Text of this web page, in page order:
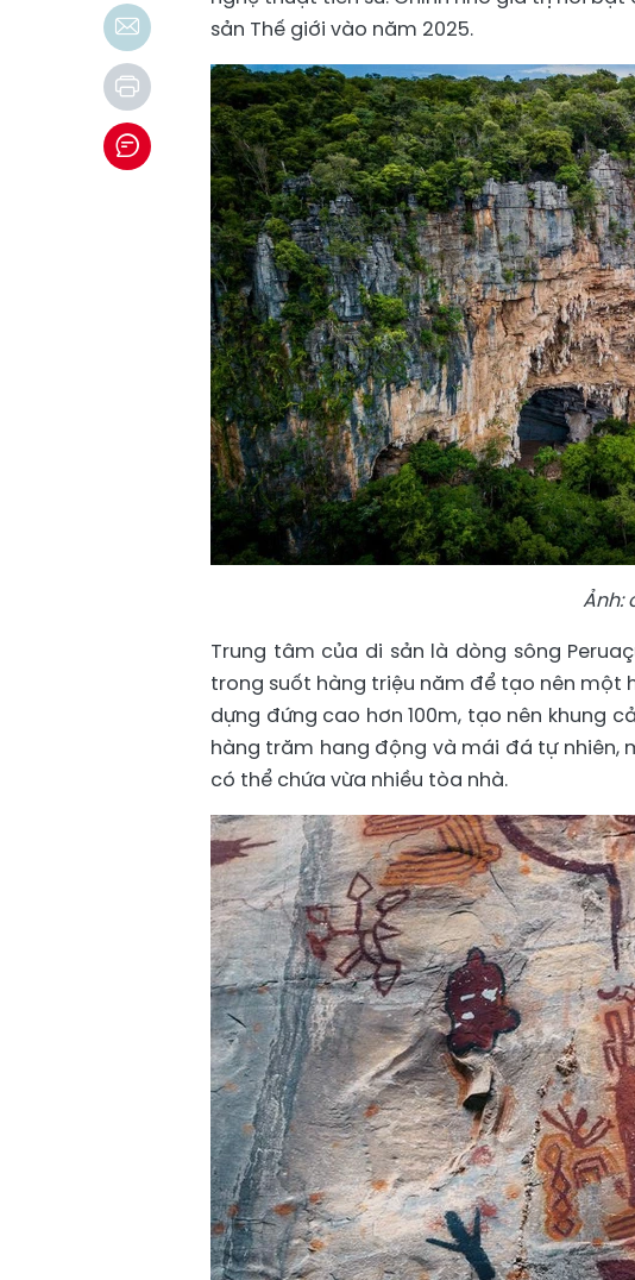
sản Thế giới vào năm 2025.
Ảnh:
Trung tâm của di sản là dòng sông
trong suốt hàng triệu năm để tạo nên một
dựng đứng cao hơn 100m, tạo nên khung
hàng trăm hang động và mái đá tự nhiên,
có thể chứa vừa nhiều tòa nhà.